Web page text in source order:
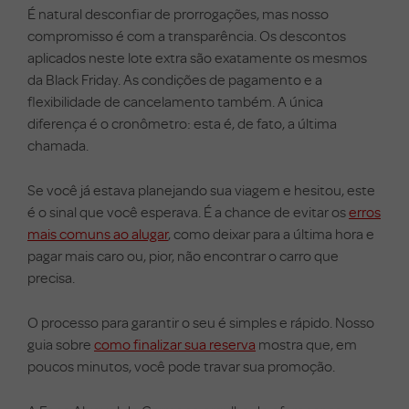
É natural desconfiar de prorrogações, mas nosso
compromisso é com a transparência. Os descontos
aplicados neste lote extra são exatamente os mesmos
da Black Friday. As condições de pagamento e a
flexibilidade de cancelamento também. A única
diferença é o cronômetro: esta é, de fato, a última
chamada.
Se você já estava planejando sua viagem e hesitou, este
é o sinal que você esperava. É a chance de evitar oserros
mais comuns ao alugar, como deixar para a última hora e
pagar mais caro ou, pior, não encontrar o carro que
precisa.
O processo para garantir o seu é simples e rápido. Nosso
guia sobre como finalizar sua reserva mostra que, em
poucos minutos, você pode travar sua promoção.